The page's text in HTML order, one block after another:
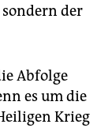
der
Abfolge
es um die
Krieg